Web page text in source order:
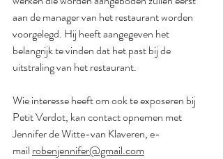
aan de manager van het restaurant worden
voorgelegd. Hij heeft aangegeven het
belangrijk te vinden dat het past bij de
uitstraling van het restaurant.
Wie interesse heeft om ook te exposeren bij
Petit Verdot, kan contact opnemen met
Jennifer de Witte-van Klaveren, e-
mail robenjennifer@gmail.com